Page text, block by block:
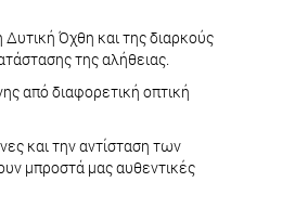
Όχθη και της διαρκούς
της αλήθειας.
από διαφορετική οπτική
και την αντίσταση των
μπροστά μας αυθεντικές